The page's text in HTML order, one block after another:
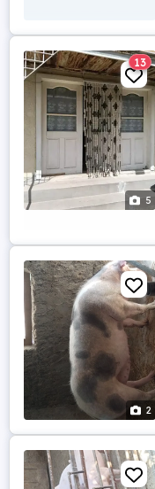
5
13
2